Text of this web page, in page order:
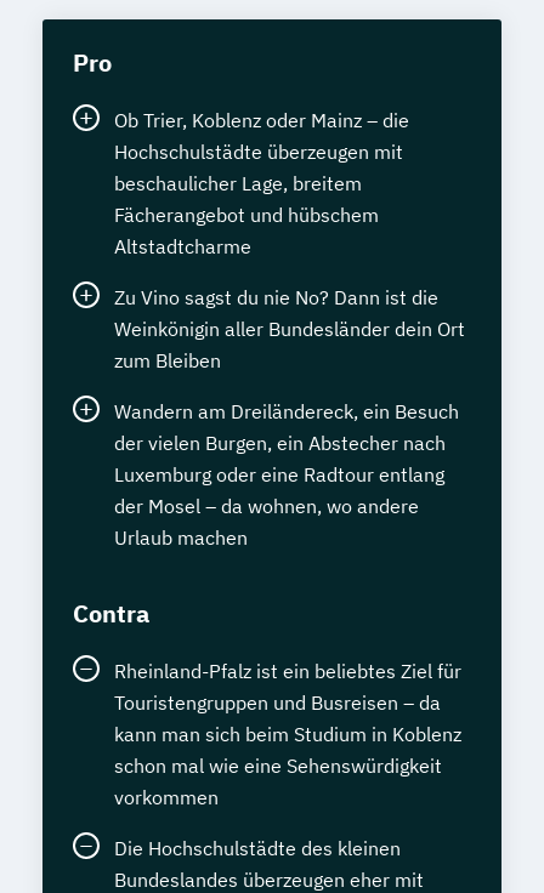
Pro
Ob Trier, Koblenz oder Mainz – die
Hochschulstädte überzeugen mit
beschaulicher Lage, breitem
Fächerangebot und hübschem
Altstadtcharme
Zu Vino sagst du nie No? Dann ist die
Weinkönigin aller Bundesländer dein Ort
zum Bleiben
Wandern am Dreiländereck, ein Besuch
der vielen Burgen, ein Abstecher nach
Luxemburg oder eine Radtour entlang
der Mosel – da wohnen, wo andere
Urlaub machen
Contra
Rheinland-Pfalz ist ein beliebtes Ziel für
Touristengruppen und Busreisen – da
kann man sich beim Studium in Koblenz
schon mal wie eine Sehenswürdigkeit
vorkommen
Die Hochschulstädte des kleinen
Bundeslandes überzeugen eher mit